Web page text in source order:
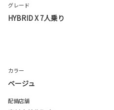
グレード
HYBRID X 7人乗り
カラー
ベージュ
配備店舗